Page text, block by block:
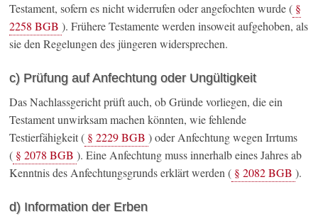
Testament, sofern es nicht widerrufen oder angefochten wurde ( §
2258 BGB ). Frühere Testamente werden insoweit aufgehoben, als
sie den Regelungen des jüngeren widersprechen.
c) Prüfung auf Anfechtung oder Ungültigkeit
Das Nachlassgericht prüft auch, ob Gründe vorliegen, die ein
Testament unwirksam machen könnten, wie fehlende
Testierfähigkeit ( § 2229 BGB ) oder Anfechtung wegen Irrtums
( § 2078 BGB ). Eine Anfechtung muss innerhalb eines Jahres ab
Kenntnis des Anfechtungsgrunds erklärt werden ( § 2082 BGB ).
d) Information der Erben